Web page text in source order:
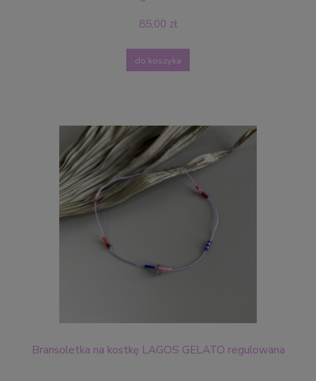
85,00 zł
do koszyka
Bransoletka na kostkę LAGOS GELATO regulowana